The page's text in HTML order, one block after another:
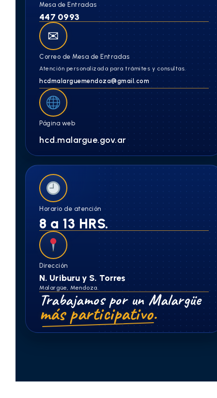
Mesa de Entradas
447 0993
✉
Correo de Mesa de Entradas
Atención personalizada para trámites y consultas.
hcdmalarguemendoza@gmail.com
Página web
hcd.malargue.gov.ar
Horario de atención
8 a 13 HRS.
Dirección
N. Uriburu y S. Torres
Malargüe, Mendoza.
Trabajamos por un Malargüe
más participativo.